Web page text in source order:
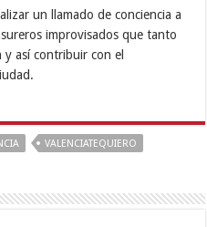
un llamado de conciencia a
improvisados que tanto
y así contribuir con el
VALENCIATEQUIERO